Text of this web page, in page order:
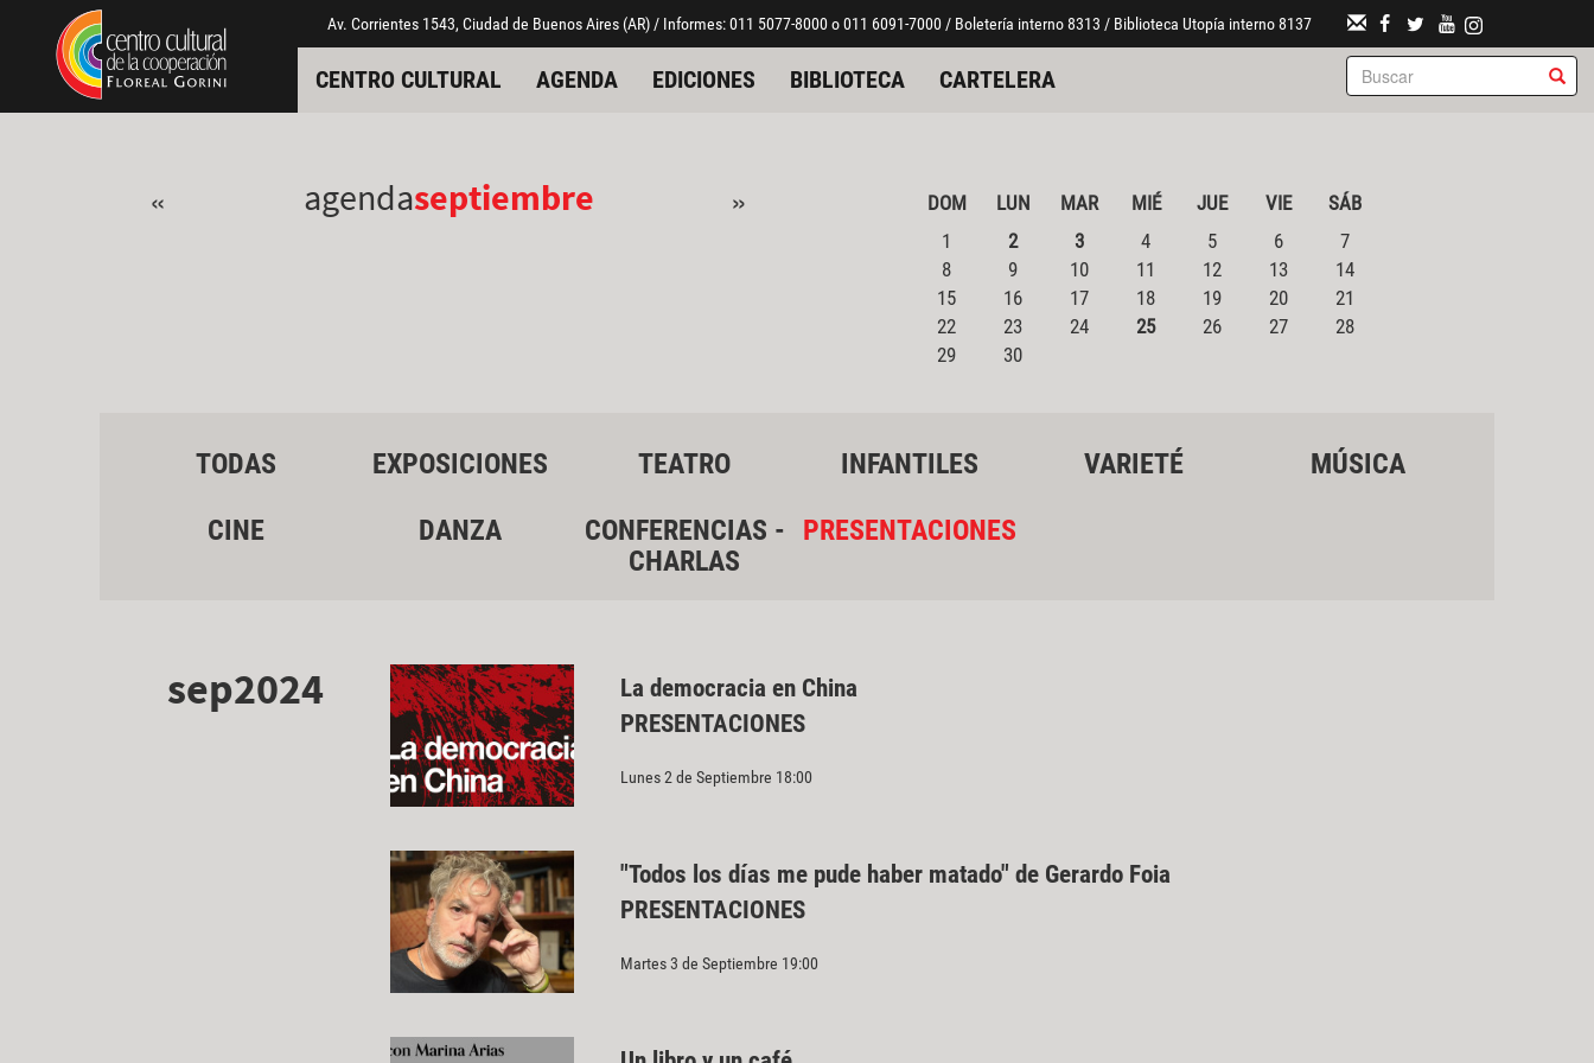
Pasar al contenido principal
Jump to main content Av. Corrientes 1543, Ciudad de Buenos Aires (AR) / Informes: 011 5077-8000 o 011 6091-7000 / Boletería interno 8313 / Biblioteca Utopía interno 8137
CENTRO CULTURAL AGENDA EDICIONES BIBLIOTECA CARTELERA
« agendaseptiembre » DOM LUN MAR MIÉ JUE VIE
SÁB
1
2 3 4 5 6
7
8
9 10 11 12 13
14
15
16 17 18 19 20
21
22
23 24 25 26 27
28
29
30
TODAS EXPOSICIONES TEATRO INFANTILES VARIETÉ
MÚSICA
CINE
DANZA
CONFERENCIAS -
CHARLAS
PRESENTACIONES
sep2024
La democracia en China
PRESENTACIONES
Lunes 2 de Septiembre 18:00
"Todos los días me pude haber matado" de Gerardo Foia
PRESENTACIONES
Martes 3 de Septiembre 19:00